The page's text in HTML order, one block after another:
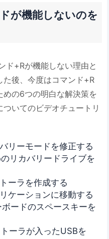
が機能しないのを
ド+Rが機能しない理由と
後、今度はコマンド+R
の6つの明白な解決策を
いてのビデオチュートリ
リーモードを修正する
リカバリードライブを
ーラを作成する
ケーションに移動する
ードのスペースキーを
ーラが入ったUSBを